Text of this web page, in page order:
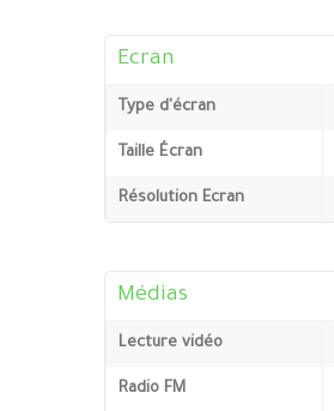
Ecran
Type d'écran
Taille Écran
Résolution Ecran
Médias
Lecture vidéo
Radio FM